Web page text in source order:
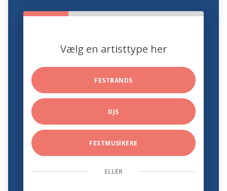
Vælg en artisttype her
FESTBANDS
DJS
FESTMUSIKERE
ELLER